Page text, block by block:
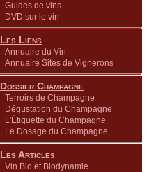
Guides de vins
DVD sur le vin
Les Liens
Annuaire du Vin
Annuaire Sites de Vignerons
Dossier Champagne
Terroirs de Champagne
Dégustation du Champagne
L'Étiquette du Champagne
Le Dosage du Champagne
Les Articles
Vin Bio et Biodynamie